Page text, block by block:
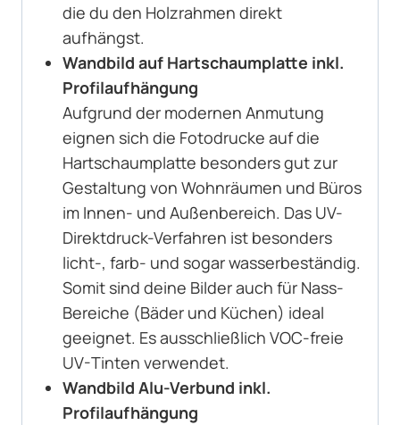
die du den Holzrahmen direkt
aufhängst.
Wandbild auf Hartschaumplatte inkl.
Profilaufhängung
Aufgrund der modernen Anmutung
eignen sich die Fotodrucke auf die
Hartschaumplatte besonders gut zur
Gestaltung von Wohnräumen und Büros
im Innen- und Außenbereich. Das UV-
Direktdruck-Verfahren ist besonders
licht-, farb- und sogar wasserbeständig.
Somit sind deine Bilder auch für Nass-
Bereiche (Bäder und Küchen) ideal
geeignet. Es ausschließlich VOC-freie
UV-Tinten verwendet.
Wandbild Alu-Verbund inkl.
Profilaufhängung